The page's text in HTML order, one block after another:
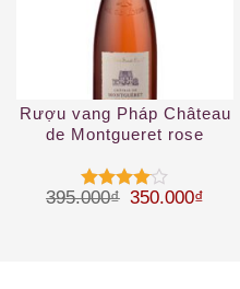
Rượu vang Pháp Château
de Montgueret rose
Được
395.000₫ Giá gốc là:
350.000₫